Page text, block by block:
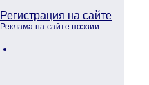
Регистрация на сайте
Реклама на сайте поэзии: